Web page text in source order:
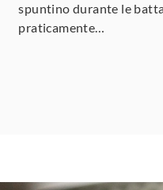
spuntino durante le
praticamente…